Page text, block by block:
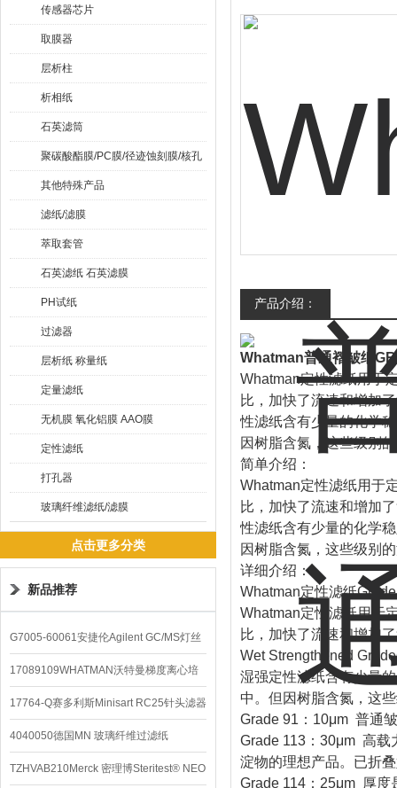
传感器芯片
取膜器
层析柱
析相纸
石英滤筒
聚碳酸酯膜/PC膜/径迹蚀刻膜/核孔
膜
其他特殊产品
滤纸/滤膜
萃取套管
石英滤纸 石英滤膜
PH试纸
过滤器
层析纸 称量纸
定量滤纸
无机膜 氧化铝膜 AAO膜
定性滤纸
打孔器
玻璃纤维滤纸/滤膜
点击更多分类
新品推荐
G7005-60061安捷伦Agilent GC/MS灯丝
配件
17089109WHATMAN沃特曼梯度离心培
养基
17764-Q赛多利斯Minisart RC25针头滤器
4040050德国MN 玻璃纤维过滤纸
TZHVAB210Merck 密理博Steritest® NEO
产品介绍：
Whatman普通褶皱纸
Whatman定性滤纸用于
比，加快了流速和增加
性滤纸含有少量的化学
因树脂含氮，这些级别
简单介绍：
Whatman定性滤纸用于
比，加快了流速和增加
性滤纸含有少量的化学
因树脂含氮，这些级别
详细介绍：
Whatman定性滤纸
Whatman定性滤纸用于
比，加快了流速和增加
Wet Strengthened
湿强定性滤纸含有少量
中。但因树脂含氮，这
Grade 91：10μm 普通
Grade 113：30μm 高载
淀物的理想产品。已折
Grade 114：25μm 厚度